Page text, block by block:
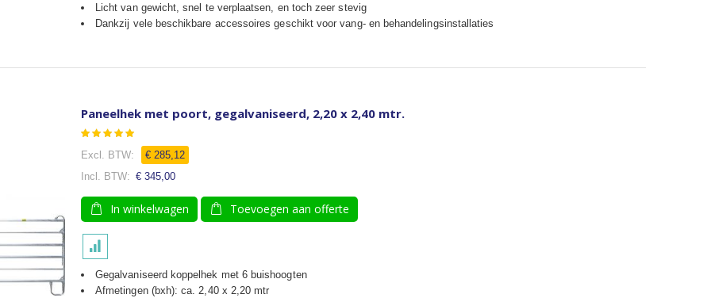
Licht van gewicht, snel te verplaatsen, en toch zeer stevig
Dankzij vele beschikbare accessoires geschikt voor vang- en behandelingsinstallaties
Paneelhek met poort, gegalvaniseerd, 2,20 x 2,40 mtr.
Waardering:
€ 285,12
€ 345,00
In winkelwagen Toevoegen aan offerte
Gegalvaniseerd koppelhek met 6 buishoogten
Afmetingen (bxh): ca. 2,40 x 2,20 mtr